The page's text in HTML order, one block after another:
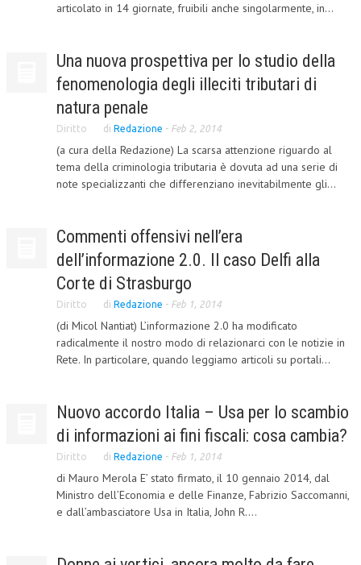
COMITATO EDITORIALE
PEER REVIEW
AUTORI
COLLABORA CON NOI
ECONOMIA
ECONOMIA DELL’ARTE
INTERNAZIONALIZZAZIONE
HUMAN RESOURCES
RISORSE UMANE
MARKETING
SVILUPPO SOSTENIBILE
PERSONA E CITTÀ
L’UMANISTA
articolato in 14 giornate, fruibili anche singolarmente, in...
Una nuova prospettiva per lo studio della
fenomenologia degli illeciti tributari di
natura penale
Diritto di Redazione - Feb 2, 2014
(a cura della Redazione) La scarsa attenzione riguardo al
tema della criminologia tributaria è dovuta ad una serie di
note specializzanti che differenziano inevitabilmente gli...
Commenti offensivi nell’era
dell’informazione 2.0. Il caso Delfi alla
Corte di Strasburgo
Diritto di Redazione - Feb 1, 2014
(di Micol Nantiat) L’informazione 2.0 ha modificato
radicalmente il nostro modo di relazionarci con le notizie in
Rete. In particolare, quando leggiamo articoli su portali...
Nuovo accordo Italia – Usa per lo scambio
di informazioni ai fini fiscali: cosa cambia?
Diritto di Redazione - Feb 1, 2014
di Mauro Merola E’ stato firmato, il 10 gennaio 2014, dal
Ministro dell’Economia e delle Finanze, Fabrizio Saccomanni,
e dall’ambasciatore Usa in Italia, John R....